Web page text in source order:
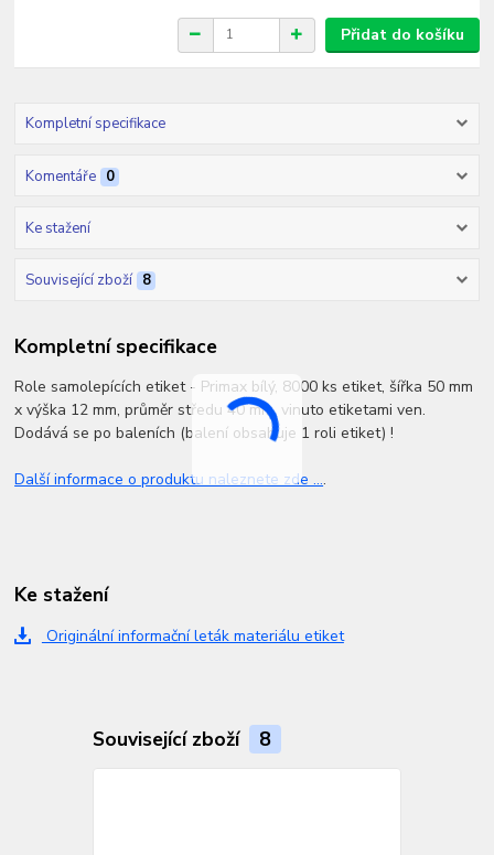
Přidat do košíku
Kompletní specifikace
Komentáře 0
Ke stažení
Související zboží 8
Kompletní specifikace
Role samolepících etiket - Primax bílý, 8000 ks etiket, šířka 50 mm
x výška 12 mm, průměr středu 40 mm, vinuto etiketami ven.
Dodává se po baleních (balení obsahuje 1 roli etiket) !
Další informace o produktu naleznete zde ....
Ke stažení
Originální informační leták materiálu etiket
Související zboží 8